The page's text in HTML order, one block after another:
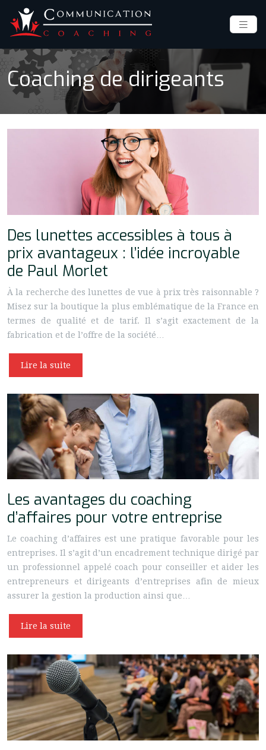
Coaching de dirigeants
Des lunettes accessibles à tous à
prix avantageux : l’idée incroyable
de Paul Morlet
À la recherche des lunettes de vue à prix très raisonnable ?
Misez sur la boutique la plus emblématique de la France en
termes de qualité et de tarif. Il s’agit exactement de la
fabrication et de l’offre de la société…
Lire la suite
Les avantages du coaching
d’affaires pour votre entreprise
Le coaching d’affaires est une pratique favorable pour les
entreprises. Il s’agit d’un encadrement technique dirigé par
un professionnel appelé coach pour conseiller et aider les
entrepreneurs et dirigeants d’entreprises afin de mieux
assurer la gestion la production ainsi que…
Lire la suite